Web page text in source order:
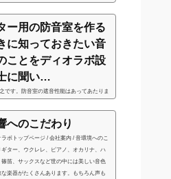
ないといったこと…
ー用の防音室を作る
に知っておきたい音
ことをディオラボ設
に聞い…
です。防音室の遮音性能はあってあたりま
しむ皆様のお役に立てば幸いです。 【ギタ
へのこだわり
ラボトップページ / 会社案内 / 音環境へのこ
ギター、ウクレレ、ピアノ、オカリナ、ハ
篠笛、サックスなど世の中には美しい音色
な楽器がたくさんあります。もちろん声も